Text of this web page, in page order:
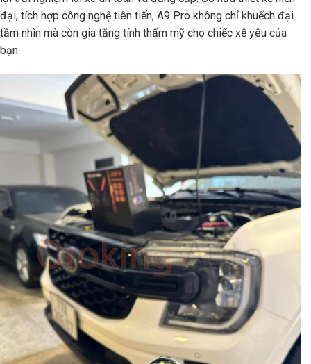
đại, tích hợp công nghệ tiên tiến, A9 Pro không chỉ khuếch đại
tầm nhìn mà còn gia tăng tính thẩm mỹ cho chiếc xế yêu của
bạn.